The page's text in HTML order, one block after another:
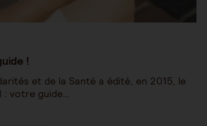
!
et de la Santé a édité, en 2015, le
: votre guide…